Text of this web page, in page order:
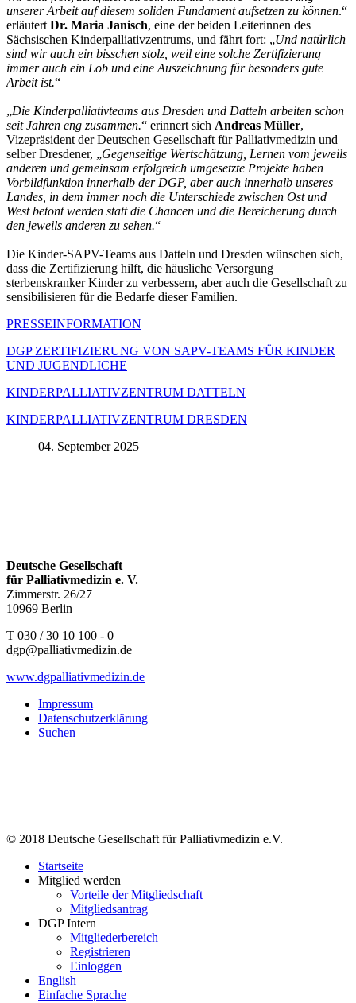
unserer Arbeit auf diesem soliden Fundament aufsetzen zu können.“
erläutert Dr. Maria Janisch, eine der beiden Leiterinnen des
Sächsischen Kinderpalliativzentrums, und fährt fort: „Und natürlich
sind wir auch ein bisschen stolz, weil eine solche Zertifizierung
immer auch ein Lob und eine Auszeichnung für besonders gute
Arbeit ist.“
„Die Kinderpalliativteams aus Dresden und Datteln arbeiten schon
seit Jahren eng zusammen.“ erinnert sich Andreas Müller,
Vizepräsident der Deutschen Gesellschaft für Palliativmedizin und
selber Dresdener, „Gegenseitige Wertschätzung, Lernen vom jeweils
anderen und gemeinsam erfolgreich umgesetzte Projekte haben
Vorbildfunktion innerhalb der DGP, aber auch innerhalb unseres
Landes, in dem immer noch die Unterschiede zwischen Ost und
West betont werden statt die Chancen und die Bereicherung durch
den jeweils anderen zu sehen.“
Die Kinder-SAPV-Teams aus Datteln und Dresden wünschen sich,
dass die Zertifizierung hilft, die häusliche Versorgung
sterbenskranker Kinder zu verbessern, aber auch die Gesellschaft zu
sensibilisieren für die Bedarfe dieser Familien.
PRESSEINFORMATION
DGP ZERTIFIZIERUNG VON SAPV-TEAMS FÜR KINDER
UND JUGENDLICHE
KINDERPALLIATIVZENTRUM DATTELN
KINDERPALLIATIVZENTRUM DRESDEN
04. September 2025
Deutsche Gesellschaft
für Palliativmedizin e. V.
Zimmerstr. 26/27
10969 Berlin
T 030 / 30 10 100 - 0
dgp@palliativmedizin.de
www.dgpalliativmedizin.de
Impressum
Datenschutzerklärung
Suchen
© 2018 Deutsche Gesellschaft für Palliativmedizin e.V.
Startseite
Mitglied werden
Vorteile der Mitgliedschaft
Mitgliedsantrag
DGP Intern
Mitgliederbereich
Registrieren
Einloggen
English
Einfache Sprache